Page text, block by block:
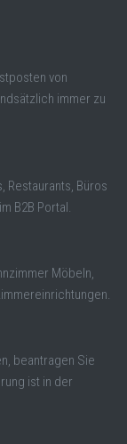
von
immer zu
Restaurants, Büros
B2B Portal.
Möbeln,
beantragen Sie
ist in der